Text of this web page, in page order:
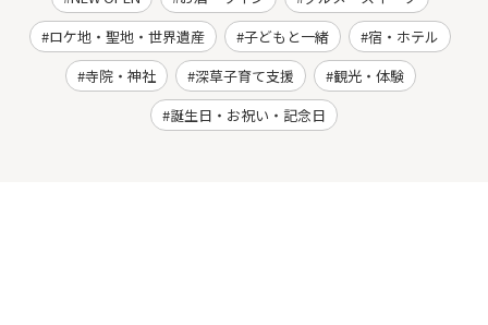
ロケ地・聖地・世界遺産
子どもと一緒
宿・ホテル
寺院・神社
深草子育て支援
観光・体験
誕生日・お祝い・記念日